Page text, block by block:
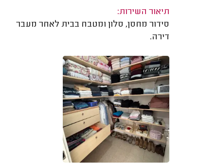
תיאור השירות:
סידור מחסן, סלון ומטבח בבית לאחר מעבר
דירה.